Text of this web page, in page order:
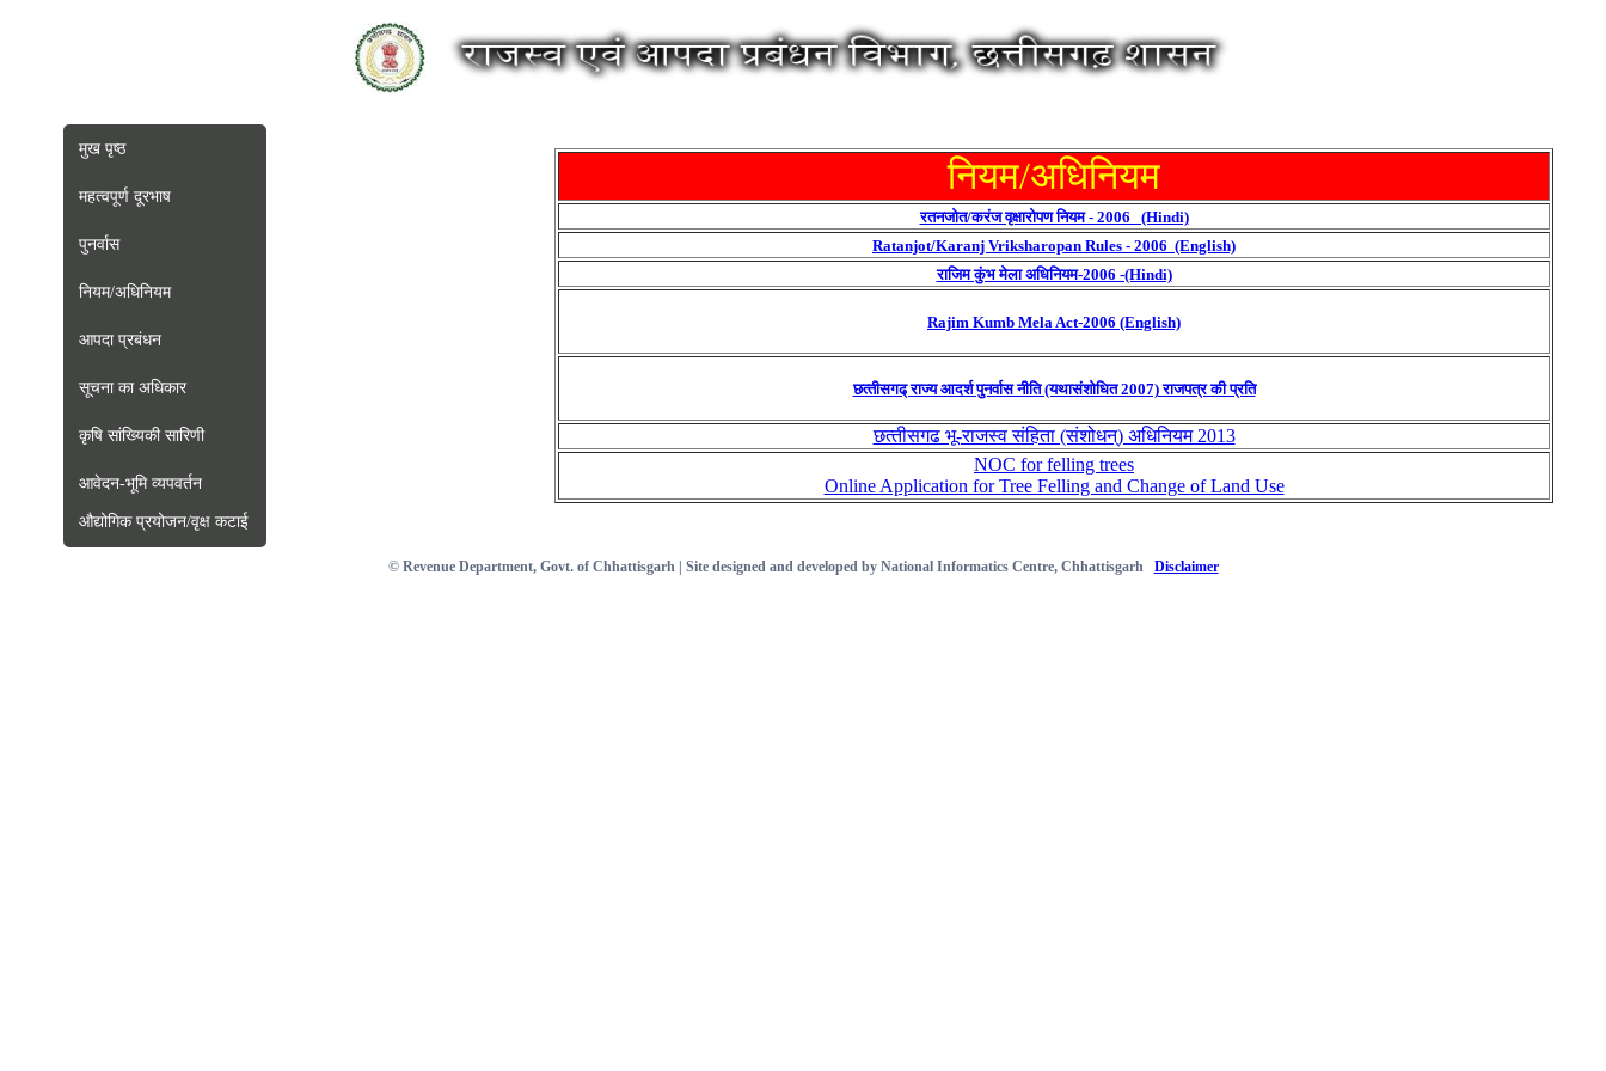
मुख पृष्ठ
महत्‍वपूर्ण दूरभाष
पुनर्वास
नियम/अधिनियम
आपदा प्रबंधन
सूचना का अधिकार
कृषि सांख्यिकी सारिणी
आवेदन-भूमि व्यपवर्तन
औद्योगिक प्रयोजन/वृक्ष कटाई
नियम/अधिनियम
रतनजोत/करंज वृक्षारोपण नियम - 2006 (Hindi)
Ratanjot/Karanj Vriksharopan Rules - 2006 (English)
राजिम कुंभ मेला अधिनियम-2006 -(Hindi)
Rajim Kumb Mela Act-2006 (English)
छत्‍तीसगढ् राज्‍य आदर्श पुनर्वास नीति (यथासंशोधित 2007) राजपत्र की प्रति
छत्‍तीसगढ भू-राजस्‍व संहिता (संशोधन्) अधिनियम 2013
NOC for felling trees
Online Application for Tree Felling and Change of Land Use
© Revenue Department, Govt. of Chhattisgarh | Site designed and developed by National Informatics Centre, Chhattisgarh Disclaimer